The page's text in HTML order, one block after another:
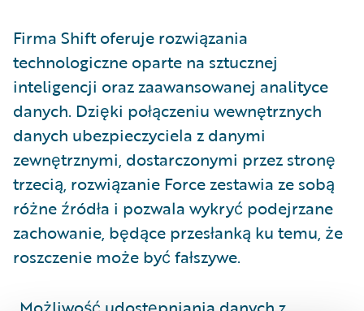
Firma Shift oferuje rozwiązania
technologiczne oparte na sztucznej
inteligencji oraz zaawansowanej analityce
danych. Dzięki połączeniu wewnętrznych
danych ubezpieczyciela z danymi
zewnętrznymi, dostarczonymi przez stronę
trzecią, rozwiązanie Force zestawia ze sobą
różne źródła i pozwala wykryć podejrzane
zachowanie, będące przesłanką ku temu, że
roszczenie może być fałszywe.